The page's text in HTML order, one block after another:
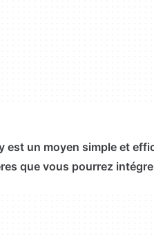
est un moyen simple et
que vous pourrez